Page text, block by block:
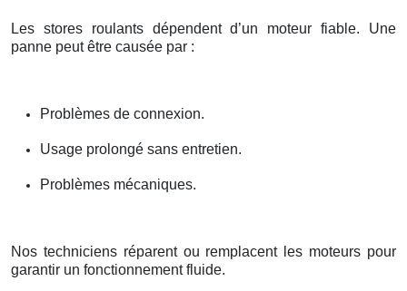
Les stores roulants dépendent d’un moteur fiable. Une
panne peut être causée par :
Problèmes de connexion.
Usage prolongé sans entretien.
Problèmes mécaniques.
Nos techniciens réparent ou remplacent les moteurs pour
garantir un fonctionnement fluide.